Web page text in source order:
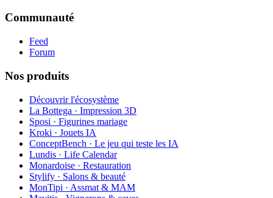
Communauté
Feed
Forum
Nos produits
Découvrir l'écosystème
La Bottega · Impression 3D
Sposi · Figurines mariage
Kroki · Jouets IA
ConceptBench · Le jeu qui teste les IA
Lundis · Life Calendar
Monardoise · Restauration
Stylify · Salons & beauté
MonTipi · Assmat & MAM